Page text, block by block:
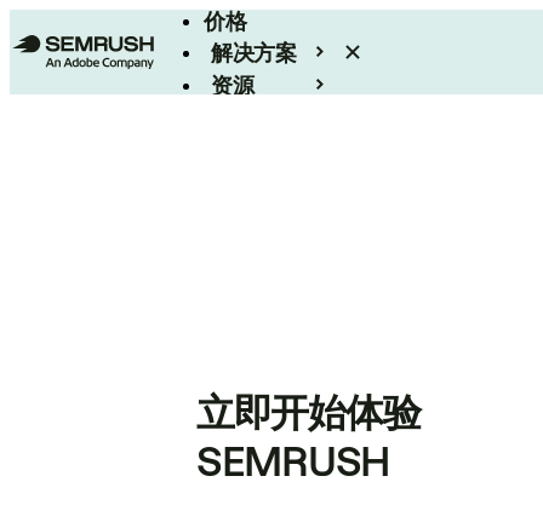
价格
解决方案
资源
立即开始体验
SEMRUSH